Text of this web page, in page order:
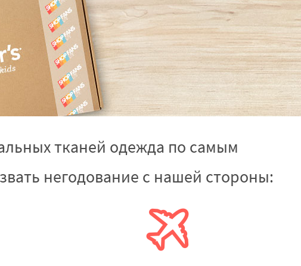
тканей одежда по самым
негодование с нашей стороны: